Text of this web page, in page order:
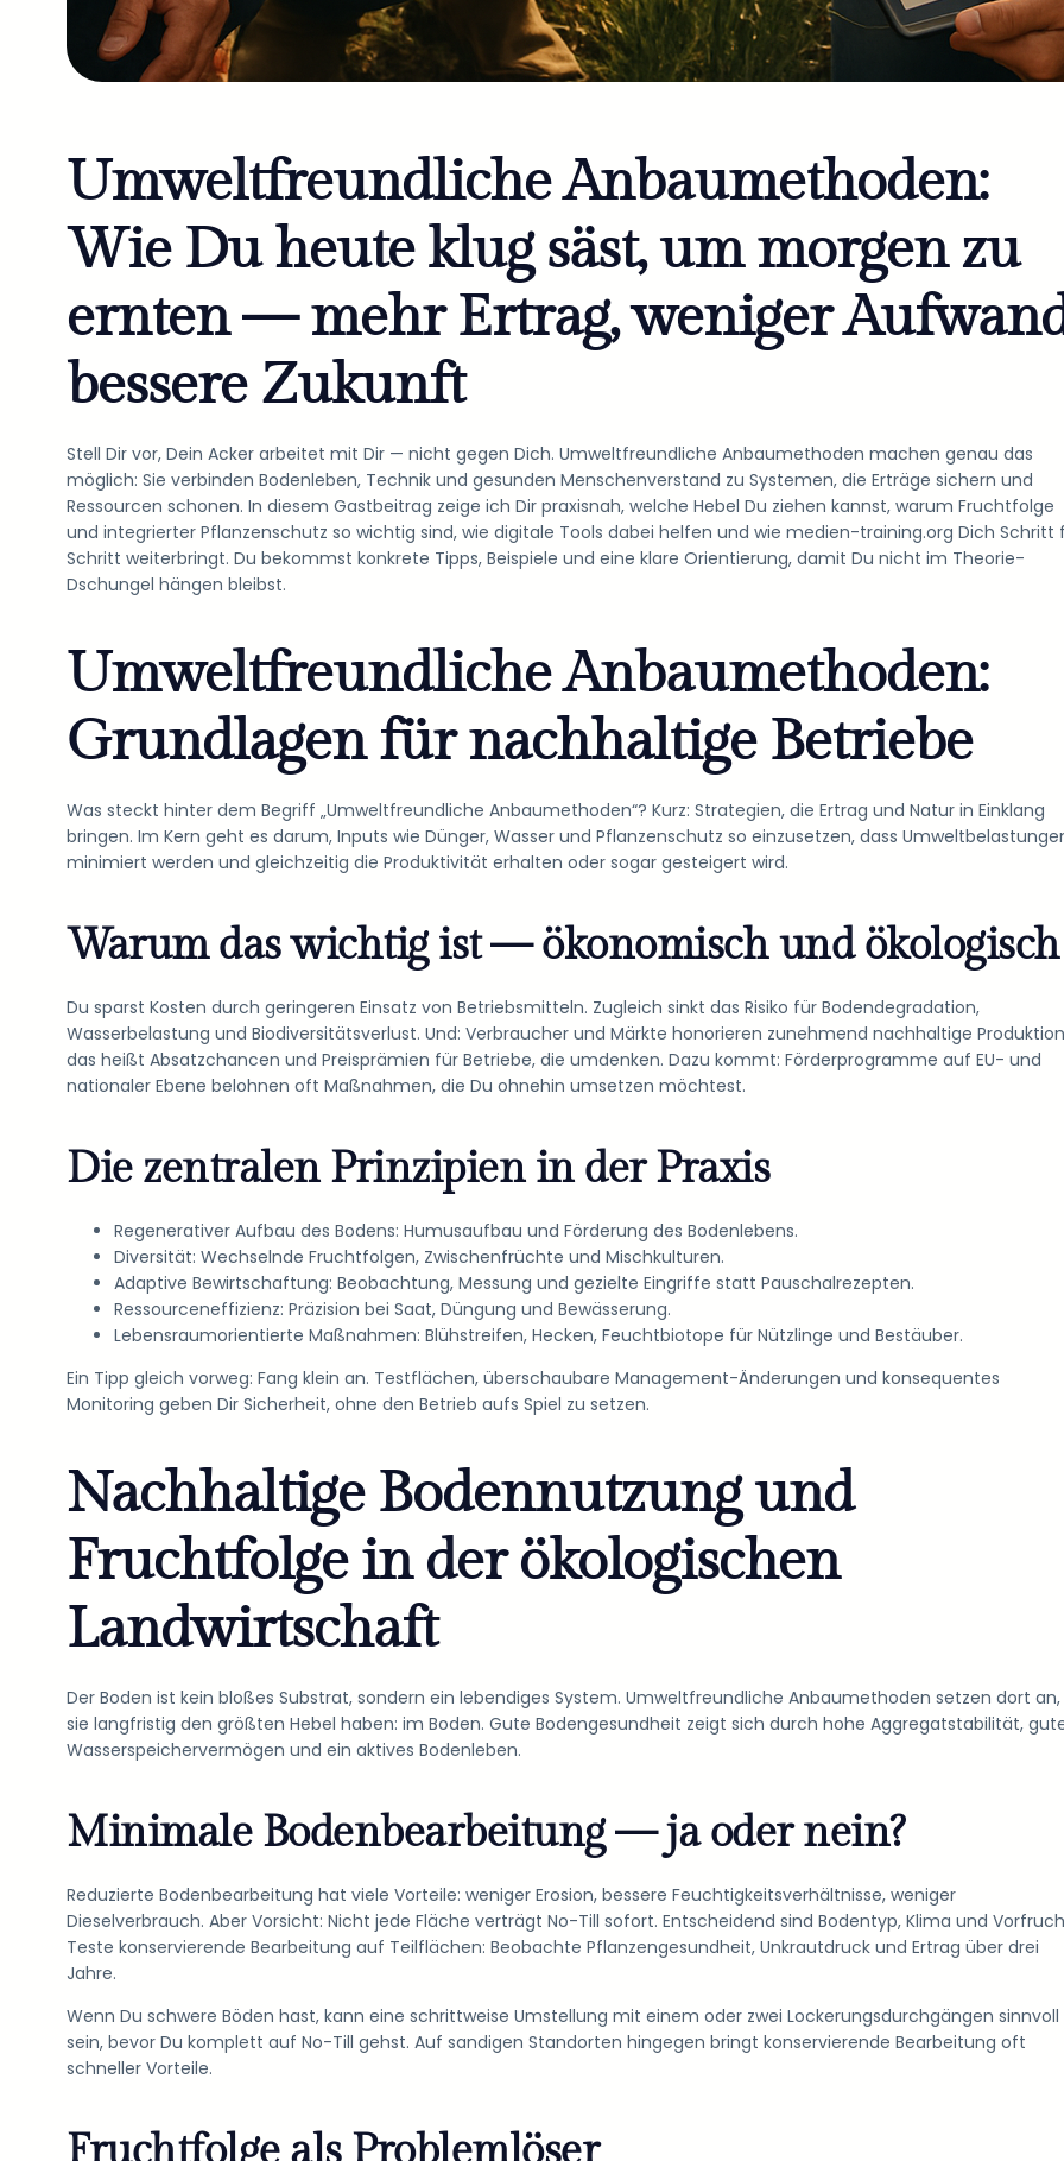
Umweltfreundliche Anbaumethoden:
Wie Du heute klug säst, um morgen zu
ernten — mehr Ertrag, weniger
bessere Zukunft
Stell Dir vor, Dein Acker arbeitet mit Dir — nicht gegen Dich. Umweltfreundliche Anbaumethoden machen genau das
möglich: Sie verbinden Bodenleben, Technik und gesunden Menschenverstand zu Systemen, die Erträge sichern und
Ressourcen schonen. In diesem Gastbeitrag zeige ich Dir praxisnah, welche Hebel Du ziehen kannst, warum Fruchtfolge
und integrierter Pflanzenschutz so wichtig sind, wie digitale Tools dabei helfen und wie medien-training.org Dich Schritt
Schritt weiterbringt. Du bekommst konkrete Tipps, Beispiele und eine klare Orientierung, damit Du nicht im Theorie-
Dschungel hängen bleibst.
Umweltfreundliche Anbaumethoden:
Grundlagen für nachhaltige Betriebe
Was steckt hinter dem Begriff „Umweltfreundliche Anbaumethoden“? Kurz: Strategien, die Ertrag und Natur in Einklang
bringen. Im Kern geht es darum, Inputs wie Dünger, Wasser und Pflanzenschutz so einzusetzen, dass
minimiert werden und gleichzeitig die Produktivität erhalten oder sogar gesteigert wird.
Warum das wichtig ist — ökonomisch und ökologisch
Du sparst Kosten durch geringeren Einsatz von Betriebsmitteln. Zugleich sinkt das Risiko für Bodendegradation,
Wasserbelastung und Biodiversitätsverlust. Und: Verbraucher und Märkte honorieren zunehmend nachhaltige
das heißt Absatzchancen und Preisprämien für Betriebe, die umdenken. Dazu kommt: Förderprogramme auf EU- und
nationaler Ebene belohnen oft Maßnahmen, die Du ohnehin umsetzen möchtest.
Die zentralen Prinzipien in der Praxis
Regenerativer Aufbau des Bodens: Humusaufbau und Förderung des Bodenlebens.
Diversität: Wechselnde Fruchtfolgen, Zwischenfrüchte und Mischkulturen.
Adaptive Bewirtschaftung: Beobachtung, Messung und gezielte Eingriffe statt Pauschalrezepten.
Ressourceneffizienz: Präzision bei Saat, Düngung und Bewässerung.
Lebensraumorientierte Maßnahmen: Blühstreifen, Hecken, Feuchtbiotope für Nützlinge und Bestäuber.
Ein Tipp gleich vorweg: Fang klein an. Testflächen, überschaubare Management-Änderungen und konsequentes
Monitoring geben Dir Sicherheit, ohne den Betrieb aufs Spiel zu setzen.
Nachhaltige Bodennutzung und
Fruchtfolge in der ökologischen
Landwirtschaft
Der Boden ist kein bloßes Substrat, sondern ein lebendiges System. Umweltfreundliche Anbaumethoden setzen dort an,
sie langfristig den größten Hebel haben: im Boden. Gute Bodengesundheit zeigt sich durch hohe Aggregatstabilität,
Wasserspeichervermögen und ein aktives Bodenleben.
Minimale Bodenbearbeitung — ja oder nein?
Reduzierte Bodenbearbeitung hat viele Vorteile: weniger Erosion, bessere Feuchtigkeitsverhältnisse, weniger
Dieselverbrauch. Aber Vorsicht: Nicht jede Fläche verträgt No-Till sofort. Entscheidend sind Bodentyp, Klima und
Teste konservierende Bearbeitung auf Teilflächen: Beobachte Pflanzengesundheit, Unkrautdruck und Ertrag über drei
Jahre.
Wenn Du schwere Böden hast, kann eine schrittweise Umstellung mit einem oder zwei Lockerungsdurchgängen sinnvoll
sein, bevor Du komplett auf No-Till gehst. Auf sandigen Standorten hingegen bringt konservierende Bearbeitung oft
schneller Vorteile.